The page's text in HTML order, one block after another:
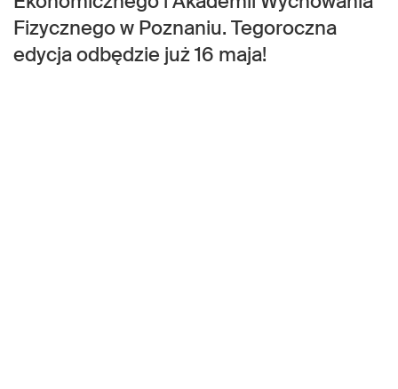
Fizycznego w Poznaniu. Tegoroczna
edycja odbędzie już 16 maja!